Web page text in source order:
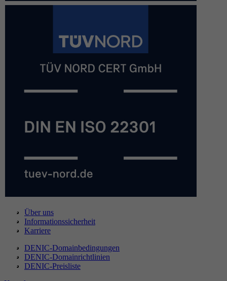
Über uns
Informationssicherheit
Karriere
DENIC-Domainbedingungen
DENIC-Domainrichtlinien
DENIC-Preisliste